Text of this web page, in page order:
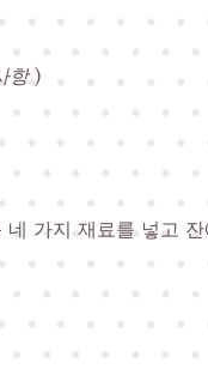
항)
가지 재료를 넣고